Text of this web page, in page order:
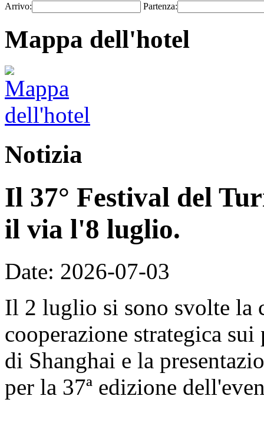
Arrivo: Partenza:
Mappa dell'hotel
Notizia
Il 37° Festival del
il via l'8 luglio.
Date: 2026-07-03
Il 2 luglio si sono svolte la
cooperazione strategica
di Shanghai e la
per la 37ª edizione